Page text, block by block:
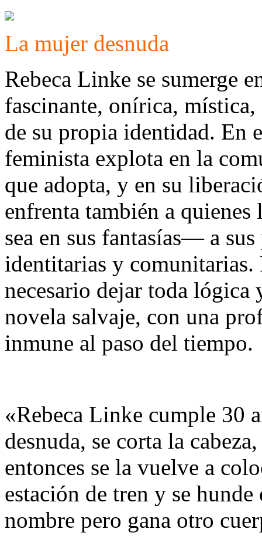
La mujer desnuda
Rebeca Linke se sumerge
fascinante, onírica, mística,
de su propia identidad. En
feminista explota en la
que adopta, y en su
enfrenta también a
sea en sus fantasías— a
identitarias y comunitarias.
necesario dejar toda
novela salvaje, con una
inmune al paso del tiempo.
«Rebeca Linke cumple 30
desnuda, se corta la
entonces se la vuelve a
estación de tren y se
nombre pero gana otro